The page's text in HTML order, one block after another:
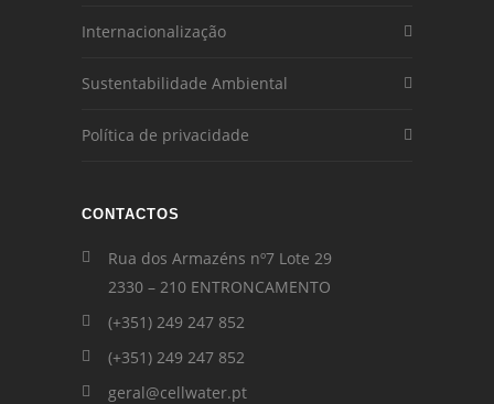
Internacionalização
Sustentabilidade Ambiental
Política de privacidade
CONTACTOS
Rua dos Armazéns nº7 Lote 29
2330 – 210 ENTRONCAMENTO
(+351) 249 247 852
(+351) 249 247 852
geral@cellwater.pt